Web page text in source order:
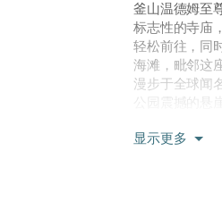
釜山温德姆至
标志性的寺庙
轻松前往，同
海滩，毗邻这
漫步于全球闻
公园震撼的
显示更多